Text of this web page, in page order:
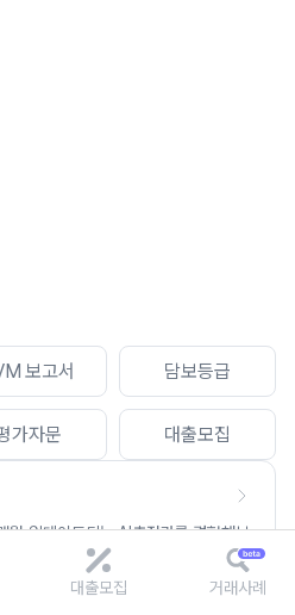
보고서 담보등급
가자문 대출모집
월 업데이트되는 AI추정가를 경험해보
대출모집 거래사례